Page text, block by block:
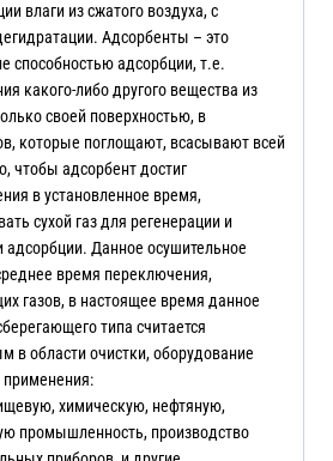
влаги из сжатого воздуха, с
Адсорбенты – это
способностью адсорбции, т.е.
какого-либо другого вещества из
своей поверхностью, в
которые поглощают, всасывают всей
чтобы адсорбент достиг
в установленное время,
сухой газ для регенерации и
Данное осушительное
время переключения,
газов, в настоящее время данное
типа считается
в области очистки, оборудование
химическую, нефтяную,
промышленность, производство